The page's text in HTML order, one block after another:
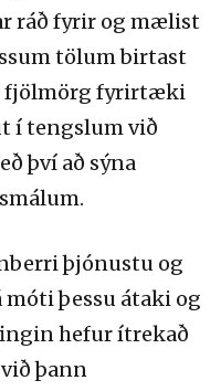
ráð fyrir og mælist
tölum birtast
fjölmörg fyrirtæki
í tengslum við
því að sýna
þjónustu og
þessu átaki og
hefur ítrekað
þann